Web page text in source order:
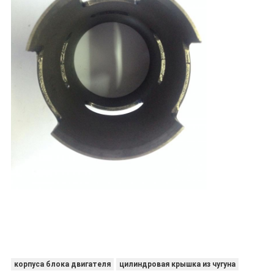
корпуса блока двигателя цилиндровая крышка из чугуна